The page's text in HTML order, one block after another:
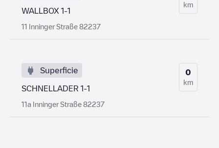
WALLBOX 1-1
11 Inninger Straße 82237
km
Superficie
SCHNELLADER 1-1
11a Inninger Straße 82237
0
km